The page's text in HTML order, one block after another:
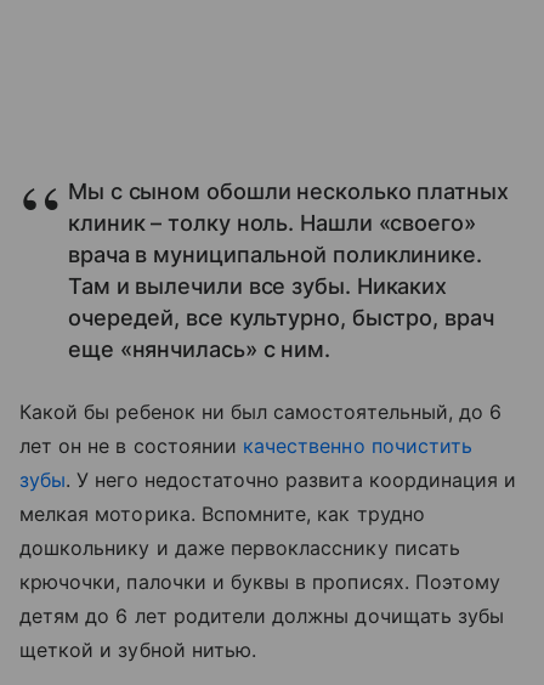
Мы с сыном обошли несколько платных
клиник – толку ноль. Нашли «своего»
врача в муниципальной поликлинике.
Там и вылечили все зубы. Никаких
очередей, все культурно, быстро, врач
еще «нянчилась» с ним.
Какой бы ребенок ни был самостоятельный, до 6
лет он не в состоянии качественно почистить
зубы. У него недостаточно развита координация и
мелкая моторика. Вспомните, как трудно
дошкольнику и даже первокласснику писать
крючочки, палочки и буквы в прописях. Поэтому
детям до 6 лет родители должны дочищать зубы
щеткой и зубной нитью.